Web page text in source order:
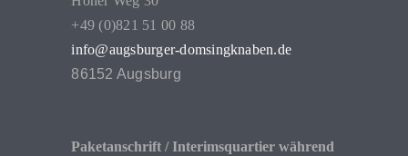
+49 (0)821 51 00 88
info@augsburger-domsingknaben.de
86152 Augsburg
Paketanschrift / Interimsquartier während